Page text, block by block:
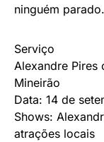
ninguém parado.
Serviço
Alexandre Pires
Mineirão
Data: 14 de
Shows:
atrações locais